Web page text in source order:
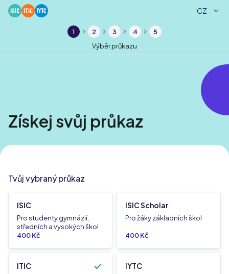
1 2 3 4 5
Výběr průkazu
CZ
Získej svůj průkaz
Tvůj vybraný průkaz
ISIC
Pro studenty gymnázií,
středních a vysokých škol
400 Kč
ISIC Scholar
Pro žáky základních škol
400 Kč
ITIC IYTC